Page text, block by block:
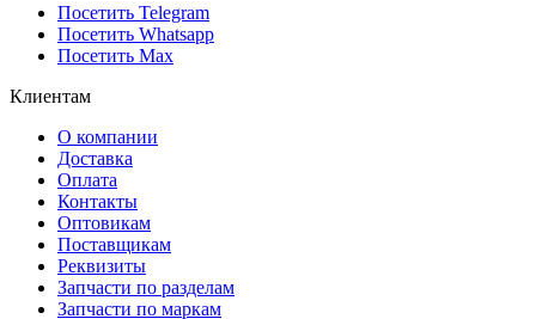
Посетить Telegram
Посетить Whatsapp
Посетить Max
Клиентам
О компании
Доставка
Оплата
Контакты
Оптовикам
Поставщикам
Реквизиты
Запчасти по разделам
Запчасти по маркам